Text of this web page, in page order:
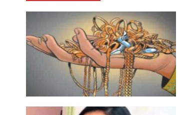
ഖമേനിയെ